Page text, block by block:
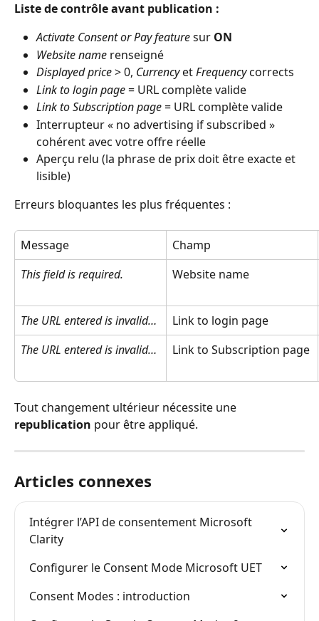
Liste de contrôle avant publication :
Activate Consent or Pay feature sur ON
Website name renseigné
Displayed price > 0, Currency et Frequency corrects
Link to login page = URL complète valide
Link to Subscription page = URL complète valide
Interrupteur « no advertising if subscribed »
cohérent avec votre offre réelle
Aperçu relu (la phrase de prix doit être exacte et
lisible)
Erreurs bloquantes les plus fréquentes :
Message
Champ
This field is required.
Website name
The URL entered is invalid…
Link to login page
The URL entered is invalid…
Link to Subscription page
Tout changement ultérieur nécessite une
republication pour être appliqué.
Articles connexes
Intégrer l’API de consentement Microsoft
Clarity
Configurer le Consent Mode Microsoft UET
Consent Modes : introduction